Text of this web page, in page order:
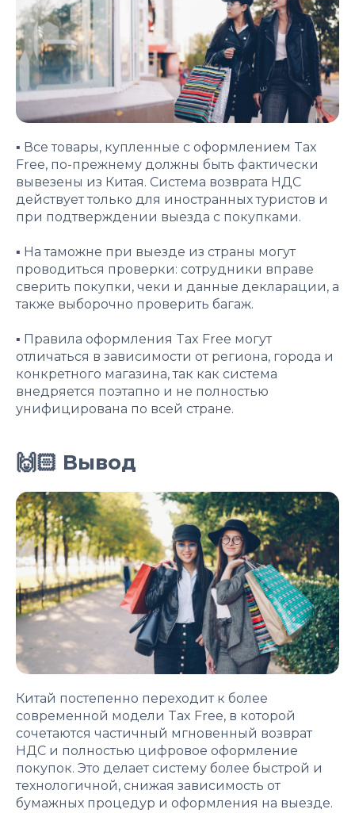
▪️ Все товары, купленные с оформлением Tax
Free, по-прежнему должны быть фактически
вывезены из Китая. Система возврата НДС
действует только для иностранных туристов и
при подтверждении выезда с покупками.
▪️ На таможне при выезде из страны могут
проводиться проверки: сотрудники вправе
сверить покупки, чеки и данные декларации, а
также выборочно проверить багаж.
▪️ Правила оформления Tax Free могут
отличаться в зависимости от региона, города и
конкретного магазина, так как система
внедряется поэтапно и не полностью
унифицирована по всей стране.
🙌🏻 Вывод
Китай постепенно переходит к более
современной модели Tax Free, в которой
сочетаются частичный мгновенный возврат
НДС и полностью цифровое оформление
покупок. Это делает систему более быстрой и
технологичной, снижая зависимость от
бумажных процедур и оформления на выезде.